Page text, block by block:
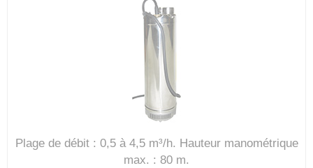
Plage de débit : 0,5 à 4,5 m³/h. Hauteur manométrique
max. : 80 m.